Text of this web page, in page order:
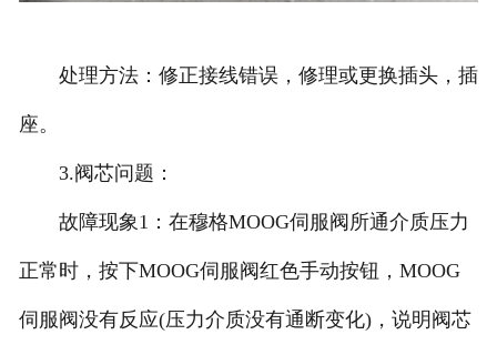
处理方法：修正接线错误，修理或更换插头，插
座。
3.阀芯问题：
故障现象1：在穆格MOOG伺服阀所通介质压力
正常时，按下MOOG伺服阀红色手动按钮，MOOG
伺服阀没有反应(压力介质没有通断变化)，说明阀芯